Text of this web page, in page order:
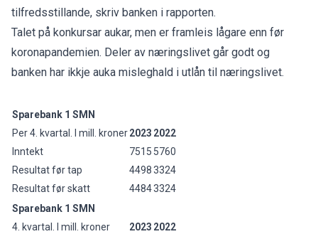
tilfredsstillande, skriv banken i rapporten.
Talet på konkursar aukar, men er framleis lågare enn før
koronapandemien. Deler av næringslivet går godt og
banken har ikkje auka misleghald i utlån til næringslivet.
Sparebank 1 SMN
Per 4. kvartal. I mill. kroner2023 2022
Inntekt
7515 5760
Resultat før tap
44983324
Resultat før skatt
44843324
Sparebank 1 SMN
4. kvartal. I mill. kroner
2023 2022